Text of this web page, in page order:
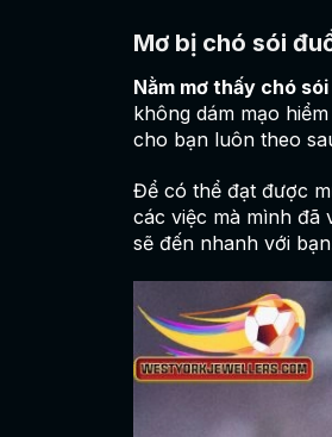
Mơ bị chó sói
Nằm mơ thấy chó sói
không dám mạo
cho bạn luôn theo
Để có thể đạt được
các việc mà mình đã
sẽ đến nhanh với